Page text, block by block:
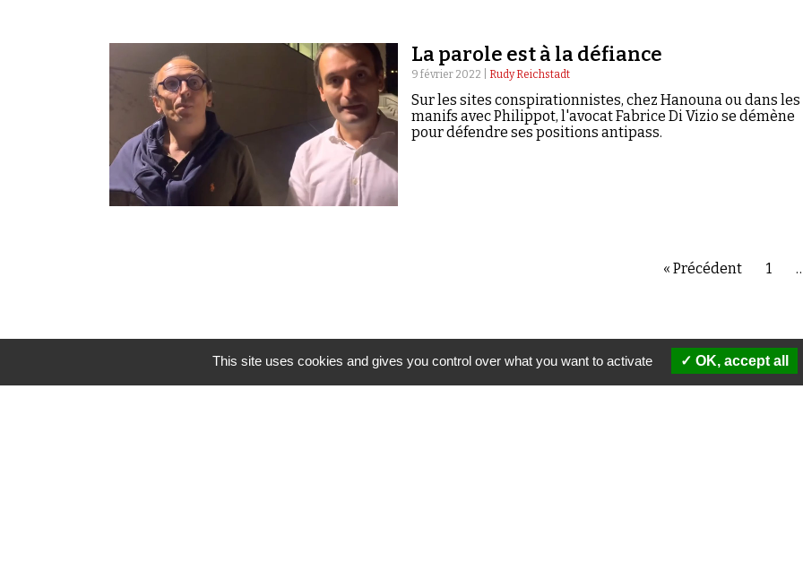
La parole est à la défiance
9 février 2022 | Rudy Reichstadt
Sur les sites conspirationnistes, chez Hanouna ou dans les
manifs avec Philippot, l'avocat Fabrice Di Vizio se démène
pour défendre ses positions antipass.
« Précédent 1
This site uses cookies and gives you control over what you want to activate OK, accept all